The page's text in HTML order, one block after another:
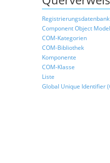
Registrierungsdatenbank
Component Object
COM-Kategorien
COM-Bibliothek
Komponente
COM-Klasse
Liste
Global Unique Identifier